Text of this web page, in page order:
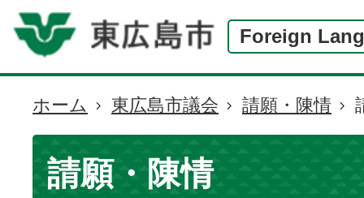
Foreign
現
在
の
位
ホーム 東広島市議会 請願・陳情
請願・陳情